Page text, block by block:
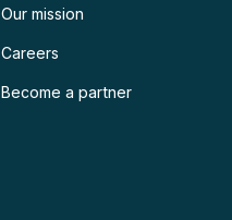
Our mission
Careers
Become a partner